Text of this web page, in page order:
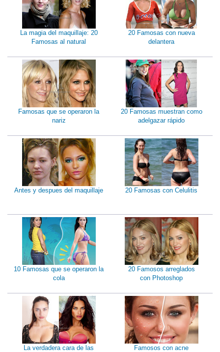
La magia del maquillaje: 20
Famosas al natural
20 Famosas con nueva
delantera
Famosas que se operaron la
nariz
20 Famosas muestran como
adelgazar rápido
Antes y despues del maquillaje 20 Famosas con Celulitis
10 Famosas que se operaron la
cola
20 Famosos arreglados
con Photoshop
La verdadera cara de las
Famosos con acne